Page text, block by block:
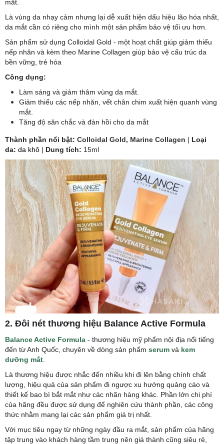
mắt.
Là vùng da nhạy cảm nhưng lại dễ xuất hiện dấu hiệu lão hóa nhất,
da mắt cần có riêng cho mình một sản phẩm bảo vệ tối ưu hơn.
Sản phẩm sử dụng Colloidal Gold - một hoạt chất giúp giảm thiểu
nếp nhăn và kèm theo Marine Collagen giúp bảo vệ cấu trúc da
bền vững, trẻ hóa
Công dụng:
Làm sáng và giảm thâm vùng da mắt.
Giảm thiểu các nếp nhăn, vết chân chim xuất hiện quanh vùng
mắt.
Tăng độ săn chắc và đàn hồi cho da mắt
​Thành phần nổi bật: Colloidal Gold, Marine Collagen | Loại
da: da khô | Dung tích: 15ml
2. Đôi nét thương hiệu Balance Active Formula
Balance Active Formula - thương hiệu mỹ phẩm nội địa nổi tiếng
đến từ Anh Quốc, chuyên về dòng sản phẩm serum và kem
dưỡng mắt
Là thương hiệu được nhắc đến nhiều khi đi lên bằng chính chất
lượng, hiệu quả của sản phẩm đi ngược xu hướng quảng cáo và
thiết kế bao bì bắt mắt như các nhãn hàng khác. Phần lớn chi phí
của hãng đều được sử dụng để nghiên cứu thành phần, các công
thức nhằm mang lại các sản phẩm giá trị nhất.
Với mục tiêu ngay từ những ngày đầu ra mắt, sản phẩm của hãng
tập trung vào khách hàng tầm trung nên giá thành cũng siêu rẻ,